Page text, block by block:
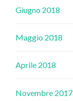
Giugno 2018
Maggio 2018
Aprile 2018
Novembre 2017